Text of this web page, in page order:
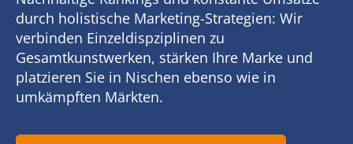
durch holistische Marketing-Strategien: Wir
verbinden Einzeldispziplinen zu
Gesamtkunstwerken, stärken Ihre Marke und
platzieren Sie in Nischen ebenso wie in
umkämpften Märkten.